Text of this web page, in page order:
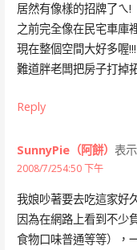
居然有像樣的招牌了ㄟ!
之前完全像在民宅車庫
現在整個空間大好多喔!!!
難道胖老闆把房子打掉
Reply
SunnyPie（阿餅） 表
2008/7/254:50 下午
我娘吵著要去吃這家好
因為在網路上看到不少
食物口味普通等等），